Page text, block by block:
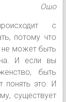
Ошо
с
потому что
не может быть
И если вы
быть
понять это. И
существует